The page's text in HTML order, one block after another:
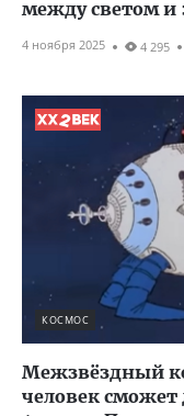
между светом и
4 ноября 2025 4 295
КОСМОС
Межзвёздный
человек сможет